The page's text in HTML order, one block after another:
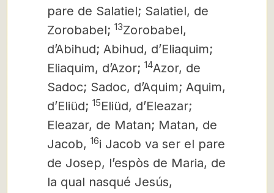
pare de Salatiel; Salatiel, de
Zorobabel; 13Zorobabel,
d’Abihud; Abihud, d’Eliaquim;
Eliaquim, d’Azor; 14Azor, de
Sadoc; Sadoc, d’Aquim; Aquim,
d’Eliüd; 15Eliüd, d’Eleazar;
Eleazar, de Matan; Matan, de
Jacob, 16i Jacob va ser el pare
de Josep, l’espòs de Maria, de
la qual nasqué Jesús,